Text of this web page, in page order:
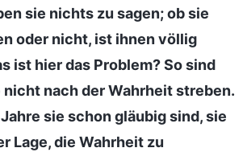
sie nichts zu sagen; ob sie
oder nicht, ist ihnen völlig
ist hier das Problem? So sind
nicht nach der Wahrheit streben.
sie schon gläubig sind, sie
Lage, die Wahrheit zu